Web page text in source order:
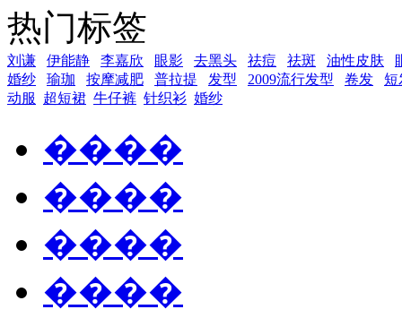
热门标签
刘谦 伊能静 李嘉欣 眼影 去黑头 祛痘 祛斑 油性皮肤
婚纱
瑜珈 按摩减肥 普拉提 发型 2009流行发型 卷发
短
动服
超短裙 牛仔裤 针织衫 婚纱
����
����
����
����